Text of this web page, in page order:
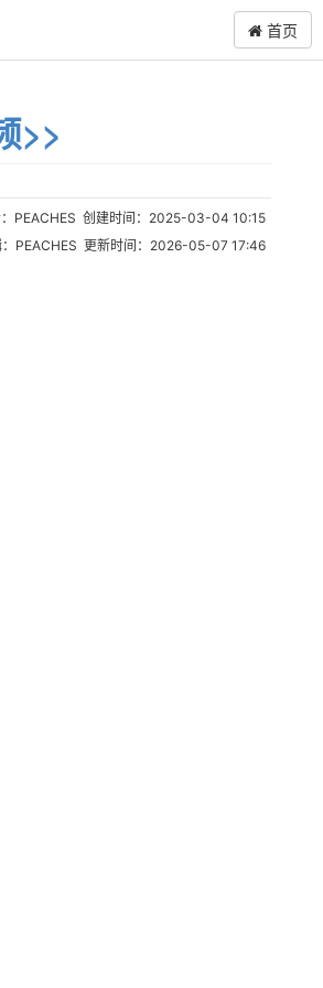
首页
>>
PEACHES 创建时间：2025-03-04 10:15
：PEACHES 更新时间：2026-05-07 17:46